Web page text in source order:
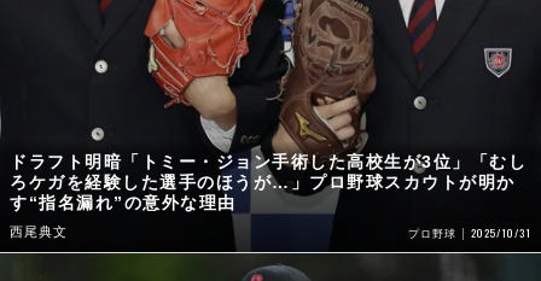
ドラフト明暗「トミー・ジョン手術した高校生が3位」「むし
ろケガを経験した選手のほうが…」プロ野球スカウトが明か
す“指名漏れ”の意外な理由
西尾典文 プロ野球 2025/10/31